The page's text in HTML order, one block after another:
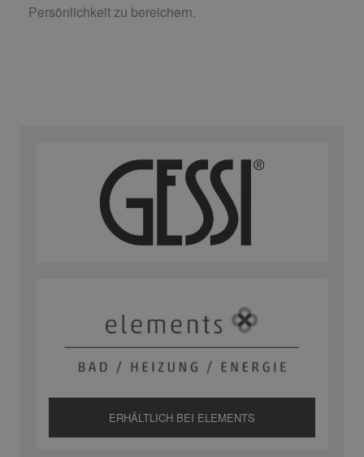
Persönlichkeit zu bereichern.
ERHÄLTLICH BEI ELEMENTS